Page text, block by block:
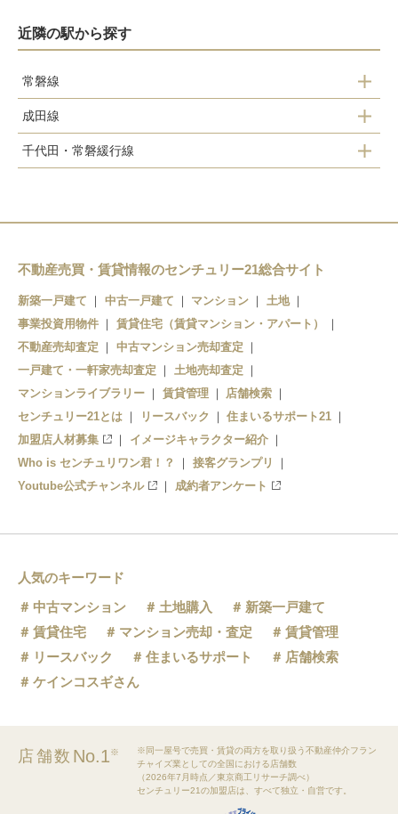
近隣の駅から探す
常磐線
我孫子駅
天王台駅
成田線
我孫子駅
新木駅
布佐駅
千代田・常磐緩行線
天王台駅
不動産売買・賃貸情報のセンチュリー21総合サイト
新築一戸建て 中古一戸建て マンション
土地
事業投資用物件
賃貸住宅（賃貸マンション・アパート）
不動産売却査定
中古マンション売却査定
一戸建て・一軒家売却査定
土地売却査定
マンションライブラリー
賃貸管理
店舗検索
センチュリー21とは
リースバック
住まいるサポート21
加盟店人材募集
イメージキャラクター紹介
Who is センチュリワン君！？
接客グランプリ
Youtube公式チャンネル
成約者アンケート
人気のキーワード
中古マンション
土地購入
新築一戸建て
賃貸住宅
マンション売却・査定
賃貸管理
リースバック
住まいるサポート
店舗検索
ケインコスギさん
店舗数 No.1※
※同一屋号で売買・賃貸の両方を取り扱う不動産仲介フラン
チャイズ業としての全国における店舗数
（2026年7月時点／東京商工リサーチ調べ）
センチュリー21の加盟店は、すべて独立・自営です。